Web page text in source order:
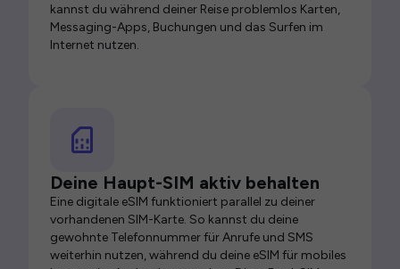
kannst du während deiner Reise problemlos Karten,
Messaging-Apps, Buchungen und das Surfen im
Internet nutzen.
Deine Haupt-SIM aktiv behalten
Eine digitale eSIM funktioniert parallel zu deiner
vorhandenen SIM-Karte. So kannst du deine
gewohnte Telefonnummer für Anrufe und SMS
weiterhin nutzen, während du deine eSIM für mobiles